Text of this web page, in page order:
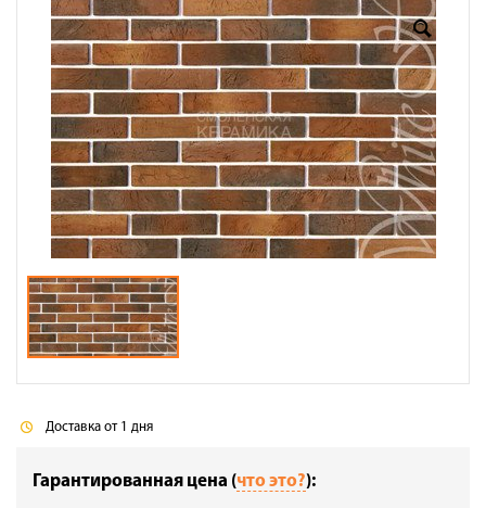
Доставка
Сотрудничество
Галерея объектов
Контакты
Доставка от 1 дня
Гарантированная цена (что это?):